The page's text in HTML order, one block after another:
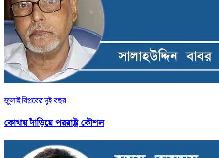
জুলাই বিপ্লবের দুই বছর
কোথায় দাঁড়িয়ে পররাষ্ট্র কৌশল